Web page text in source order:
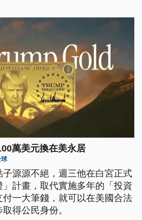
萬美元換在美永居
源源不絕，週三他在白宮正式
計畫，取代實施多年的「投資
一大筆錢，就可以在美國合法
得公民身份。